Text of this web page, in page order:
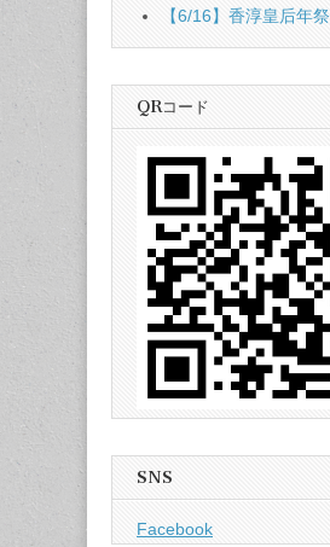
【6/16】香淳皇后年祭
QRコード
SNS
Facebook